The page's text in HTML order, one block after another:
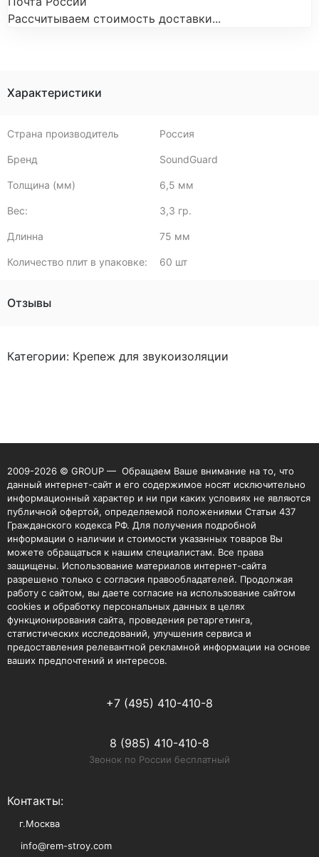
Рассчитываем стоимость доставки...
Характеристики
Страна производитель Россия
Бренд SoundGuard
Толщина (мм) 6,5 мм
Вес: 3,3 гр.
Длинна 75 мм
Количество плит в упаковке: 60 шт
Отзывы
Категории: Крепеж для звукоизоляции
2009-2026 © GROUP — Обращаем Ваше внимание на то, что
данный интернет-сайт и его содержимое носят исключительно
информационный характер и ни при каких условиях не являются
публичной офертой, определяемой положениями Статьи 437
Гражданского кодекса РФ. Для получения подробной
информации о наличии и стоимости указанных товаров Вы
можете обращаться к нашим специалистам. Все права
защищены. Использование материалов интернет-сайта
разрешено только с согласия правообладателей. Продолжая
работу с сайтом, вы даете согласие на использование сайтом
cookies и обработку персональных данных в целях
функционирования сайта, проведения ретаргетинга,
статистических исследований, улучшения сервиса и
предоставления релевантной рекламной информации на основе
ваших предпочтений и интересов.
+7 (495) 410-410-8
8 (985) 410-410-8
Звонок по России бесплатный
Контакты:
г.Москва
info@rem-stroy.com